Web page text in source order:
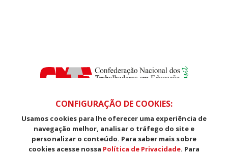
SDS, Edifício Venâncio III, Salas 101/106
CEP: 70393-902 - Brasília - DF
Telefone (61) 3225-1003 - E-mail cnte@cnte.org.br
CONFIGURAÇÃO DE COOKIES:
Usamos cookies para lhe oferecer uma experiência de
navegação melhor, analisar o tráfego do site e
personalizar o conteúdo. Para saber mais sobre
cookies acesse nossa Política de Privacidade. Para